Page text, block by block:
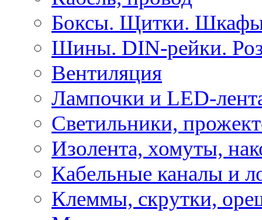
Боксы. Щитки.
Шины. DIN-рейки.
Вентиляция
Лампочки и LED-
Светильники,
Изолента, хомуты,
Кабельные каналы и
Клеммы, скрутки,